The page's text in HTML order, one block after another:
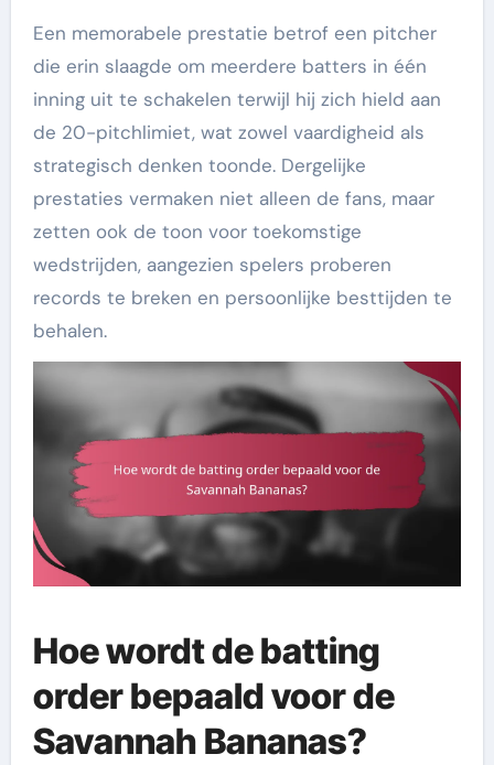
Een memorabele prestatie betrof een pitcher
die erin slaagde om meerdere batters in één
inning uit te schakelen terwijl hij zich hield aan
de 20-pitchlimiet, wat zowel vaardigheid als
strategisch denken toonde. Dergelijke
prestaties vermaken niet alleen de fans, maar
zetten ook de toon voor toekomstige
wedstrijden, aangezien spelers proberen
records te breken en persoonlijke besttijden te
behalen.
Hoe wordt de batting
order bepaald voor de
Savannah Bananas?